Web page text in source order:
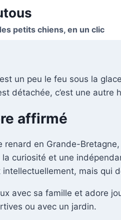
petits chiens, en un clic
un peu le feu sous la
détachée, c’est une
affirmé
renard en Grande-
la curiosité et une
intellectuellement, mais qui
avec sa famille et adore
ou avec un jardin.